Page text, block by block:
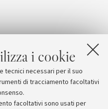
i cookie
tecnici necessari per il suo
di tracciamento facoltativi
facoltativi sono usati per